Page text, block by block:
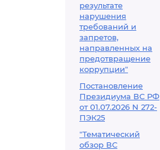
результате
нарушения
требований и
запретов,
направленных на
предотвращение
коррупции"
Постановление
Президиума ВС РФ
от 01.07.2026 N 272-
ПЭК25
"Тематический
обзор ВС